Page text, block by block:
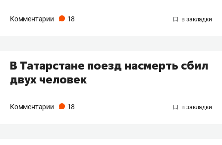
Комментарии 18
В Татарстане поезд насмерть сбил
двух человек
Комментарии 18